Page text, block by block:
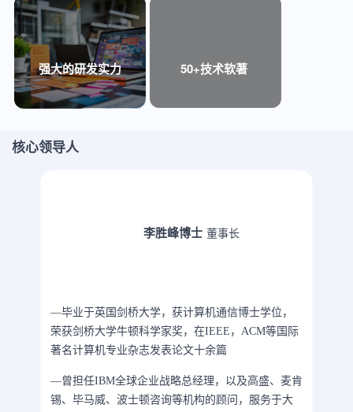
强大的研发实力 50+技术软著
核心领导人
李胜峰博士 董事长
—毕业于英国剑桥大学，获计算机通信博士学位，
荣获剑桥大学牛顿科学家奖，在IEEE，ACM等国际
著名计算机专业杂志发表论文十余篇
—曾担任IBM全球企业战略总经理，以及高盛、麦肯
锡、毕马威、波士顿咨询等机构的顾问，服务于大